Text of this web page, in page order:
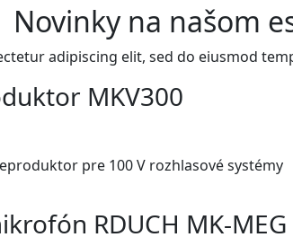
Novinky na našom
adipiscing elit, sed do eiusmod
MKV300
pre 100 V rozhlasové systémy
RDUCH MK-MEG